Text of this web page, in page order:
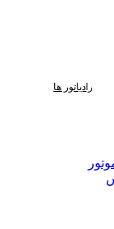
رادیاتور ها